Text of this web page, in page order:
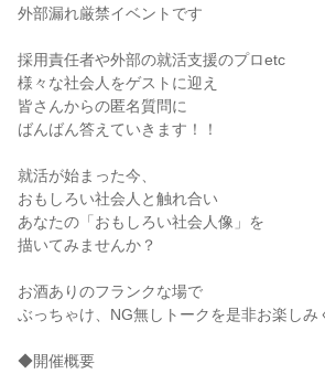
外部漏れ厳禁イベントです
採用責任者や外部の就活支援のプロetc
様々な社会人をゲストに迎え
皆さんからの匿名質問に
ばんばん答えていきます！！
就活が始まった今、
おもしろい社会人と触れ合い
あなたの「おもしろい社会人像」を
描いてみませんか？
お酒ありのフランクな場で
ぶっちゃけ、NG無しトークを是非お楽しみ
◆開催概要